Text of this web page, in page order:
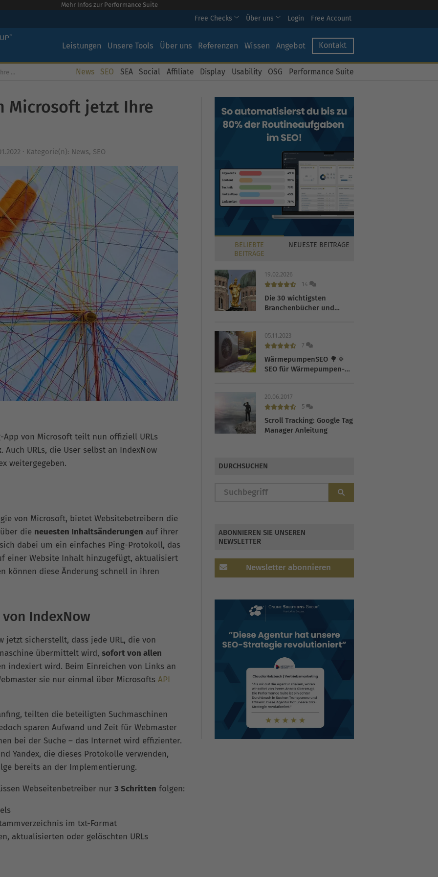
Mehr Infos zur Performance Suite
Free Checks Über uns Login Free Account
Leistungen Unsere Tools Über uns Referenzen Wissen Angebot Kontakt
News SEO SEA Social Affiliate Display Usability OSG Performance Suite
Microsoft jetzt Ihre
· Kategorie(n): News, SEO
App von Microsoft teilt nun offiziell URLs
. Auch URLs, die User selbst an IndexNow
weitergegeben.
von Microsoft, bietet Websitebetreibern die
die neuesten Inhaltsänderungen auf ihrer
dabei um ein einfaches Ping-Protokoll, das
einer Website Inhalt hinzugefügt, aktualisiert
können diese Änderung schnell in ihren
IndexNow
sicherstellt, dass jede URL, die von
übermittelt wird, sofort von allen
indexiert wird. Beim Einreichen von Links an
sie nur einmal über Microsofts API
teilten die beteiligten Suchmaschinen
sparen Aufwand und Zeit für Webmaster
bei der Suche – das Internet wird effizienter.
Yandex, die dieses Protokolle verwenden,
bereits an der Implementierung.
Webseitenbetreiber nur 3 Schritten folgen:
im txt-Format
aktualisierten oder gelöschten URLs
BELIEBTE
BEITRÄGE
NEUESTE BEITRÄGE
19.02.2026
14
Die 30 wichtigsten
Branchenbücher und
05.11.2023
7
WärmepumpenSEO 🌳🌞
SEO für Wärmepumpen-
20.06.2017
5
Scroll Tracking: Google Tag
Manager Anleitung
DURCHSUCHEN
ABONNIEREN SIE UNSEREN
NEWSLETTER
Newsletter abonnieren